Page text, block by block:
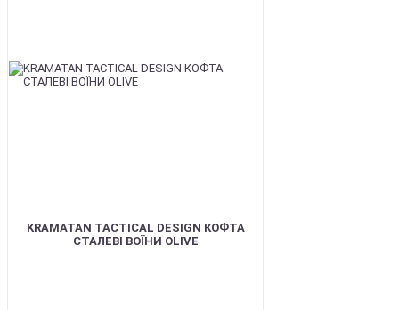
KRAMATAN TACTICAL DESIGN КОФТА
СТАЛЕВІ ВОЇНИ OLIVE